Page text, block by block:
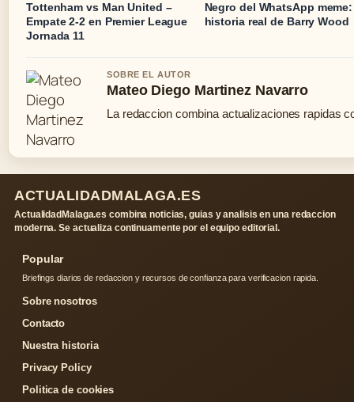
Tottenham vs Man United –
Empate 2-2 en Premier League
Jornada 11
Negro del WhatsApp meme:
historia real de Barry Wood
SOBRE EL AUTOR
Mateo Diego Martinez Navarro
La redaccion combina actualizaciones rapidas
ACTUALIDADMALAGA.ES
ActualidadMalaga.es combina noticias, guias y analisis en una redaccion
moderna. Se actualiza continuamente por el equipo editorial.
Popular
Briefings diarios de redaccion y recursos de confianza para verificacion rapida.
Sobre nosotros
Contacto
Nuestra historia
Privacy Policy
Politica de cookies